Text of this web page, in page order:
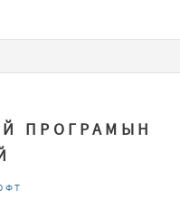
ПРОГРАМЫН